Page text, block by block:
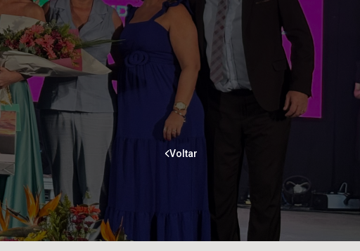
Voltar